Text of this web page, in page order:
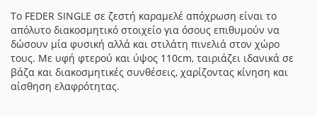
εικόνων
Το FEDER SINGLE σε ζεστή καραμελέ απόχρωση είναι το
απόλυτο διακοσμητικό στοιχείο για όσους επιθυμούν να
δώσουν μία φυσική αλλά και στιλάτη πινελιά στον χώρο
τους. Με υφή φτερού και ύψος 110cm, ταιριάζει ιδανικά σε
βάζα και διακοσμητικές συνθέσεις, χαρίζοντας κίνηση και
αίσθηση ελαφρότητας.